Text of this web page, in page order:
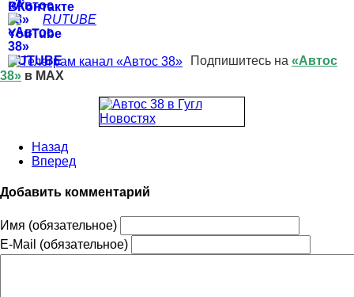
RUTUBE
Подпишитесь на «Автос
38» в MAX
Назад
Вперед
Добавить комментарий
Имя (обязательное)
E-Mail (обязательное)